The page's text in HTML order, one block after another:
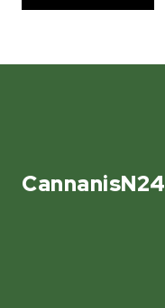
CannanisN24